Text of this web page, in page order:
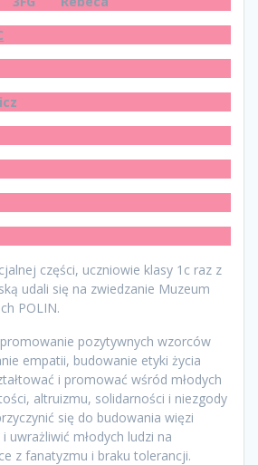
części, uczniowie klasy 1c raz z
udali się na zwiedzanie Muzeum
POLIN.
pozytywnych wzorców
empatii, budowanie etyki życia
i promować wśród młodych
altruizmu, solidarności i niezgody
się do budowania więzi
uwrażliwić młodych ludzi na
z fanatyzmu i braku tolerancji.